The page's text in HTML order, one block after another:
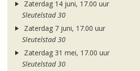
Zaterdag 14 juni, 17.00 uur
Sleutelstad 30
Zaterdag 7 juni, 17.00 uur
Sleutelstad 30
Zaterdag 31 mei, 17.00 uur
Sleutelstad 30